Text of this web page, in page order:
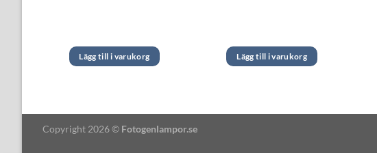
Lägg till i varukorg Lägg till i varukorg
Copyright 2026 © Fotogenlampor.se